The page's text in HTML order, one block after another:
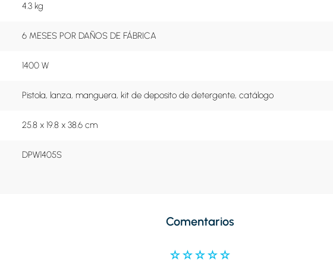
4.3 kg
6 MESES POR DAÑOS DE FÁBRICA
1400 W
Pistola, lanza, manguera, kit de deposito de detergente, catálogo
25.8 x 19.8 x 38.6 cm
DPW1405S
Comentarios
☆☆☆☆☆